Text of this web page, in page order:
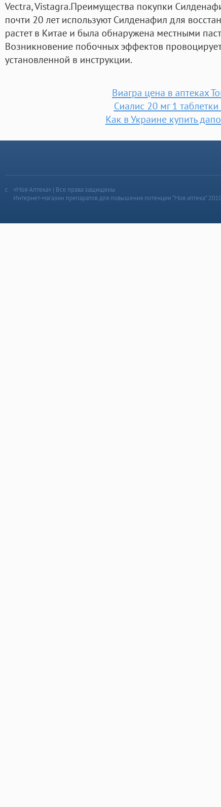
Vectra, Vistagra.Преимущества покупки
почти 20 лет используют Силденафил для
растет в Китае и была обнаружена местными
Возникновение побочных эффектов
установленной в инструкции.
Виагра цена в аптеках
Сиалис 20 мг 1
Как в Украине купить
«Моя Аптека» | Все права защищены
Интернет-магазин препаратов для повышения потенции “Моя аптека”